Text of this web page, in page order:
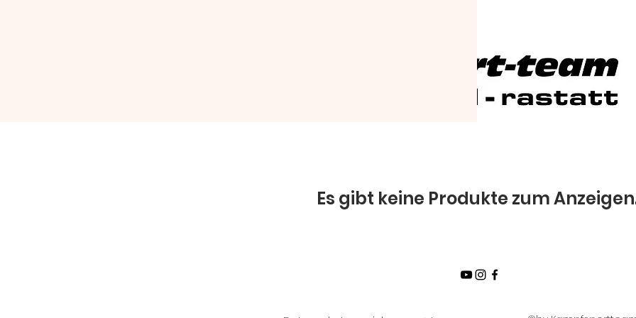
Es gibt keine Produkte zum